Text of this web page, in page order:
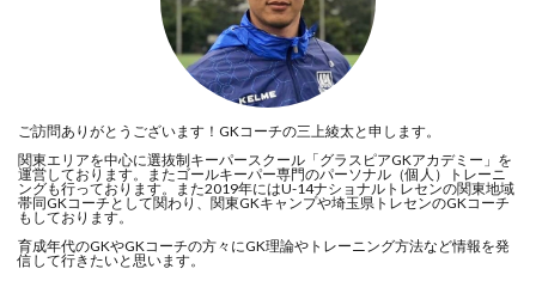
ご訪問ありがとうございます！GKコーチの三上綾太と申します。
関東エリアを中心に選抜制キーパースクール「グラスピアGKアカデミー」を
運営しております。またゴールキーパー専門のパーソナル（個人）トレーニ
ングも行っております。また2019年にはU-14ナショナルトレセンの関東地域
帯同GKコーチとして関わり、関東GKキャンプや埼玉県トレセンのGKコーチ
もしております。
育成年代のGKやGKコーチの方々にGK理論やトレーニング方法など情報を発
信して行きたいと思います。
ヘタフェ
ボレーキック
ポジティブ
ポゼッション
マインド
マクダビット
マンチェスターC
マンチェスター・シティ
ミス
ミラン
メンタル メーカー
モラタラス
モンテディオ
モンテディオ山形
ヤシン・トロフィー
ユベントス
ライナー性